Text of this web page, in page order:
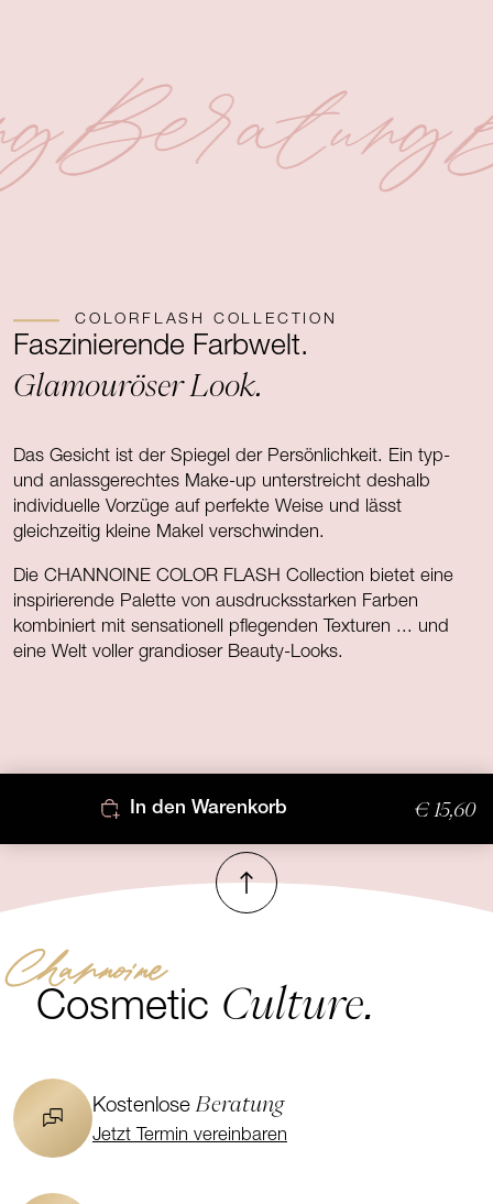
Beratung
COLORFLASH COLLECTION
Faszinierende Farbwelt.
Glamouröser Look.
Das Gesicht ist der Spiegel der Persönlichkeit. Ein typ-
und anlassgerechtes Make-up unterstreicht deshalb
individuelle Vorzüge auf perfekte Weise und lässt
gleichzeitig kleine Makel verschwinden.
Die CHANNOINE COLOR FLASH Collection bietet eine
inspirierende Palette von ausdrucksstarken Farben
kombiniert mit sensationell pflegenden Texturen ... und
eine Welt voller grandioser Beauty-Looks.
In den Warenkorb € 15,60
Nach oben
Channoine
Cosmetic Culture.
KostenloseBeratung
Jetzt Termin vereinbaren